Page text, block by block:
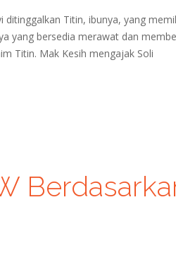
ditinggalkan Titin, ibunya, yang
yang bersedia merawat dan
Titin. Mak Kesih mengajak Soli